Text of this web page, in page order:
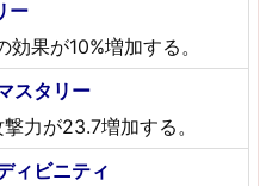
ー
果が10%増加する。
スタリー
力が23.7増加する。
ィビニティ